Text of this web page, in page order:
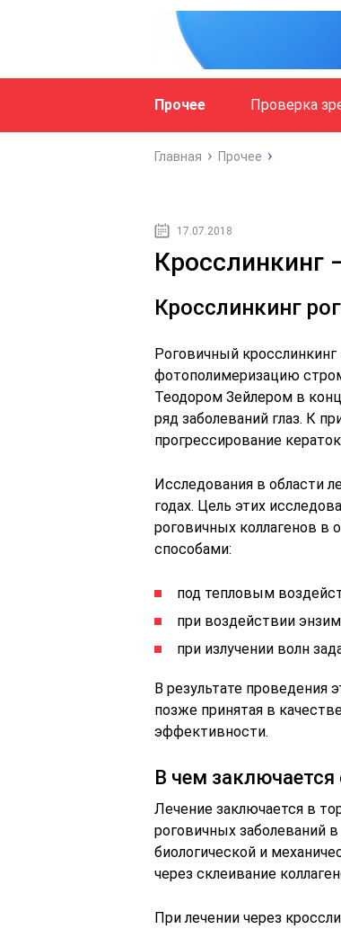
Прочее Проверка
Главная Прочее
17.07.2018
Кросслинкинг
Кросслинкинг
Роговичный
фотополимеризацию
Теодором Зейлером в
ряд заболеваний глаз. К
прогрессирование
Исследования в области
годах. Цель этих
роговичных коллагенов в
способами:
под тепловым
при воздействии
при излучении волн
В результате проведения
позже принятая в
эффективности.
В чем заключается
Лечение заключается в
роговичных заболеваний
биологической и
через склеивание
При лечении через